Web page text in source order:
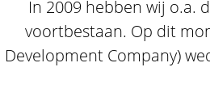
In 2009 hebben wij o.a.
voortbestaan. Op dit
Development Company)